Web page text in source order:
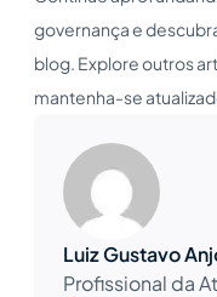
governança e
blog. Explore outros
mantenha-se
Luiz Gustavo
Profissional da